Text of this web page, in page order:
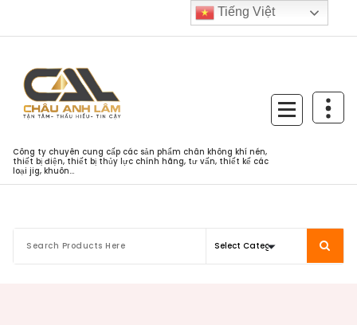
Công ty chuyên cung cấp các sản phẩm chân không khí nén,
thiết bị điện, thiết bị thủy lực chính hãng, tư vấn, thiết kế các
loại jig, khuôn...
Tiếng Việt